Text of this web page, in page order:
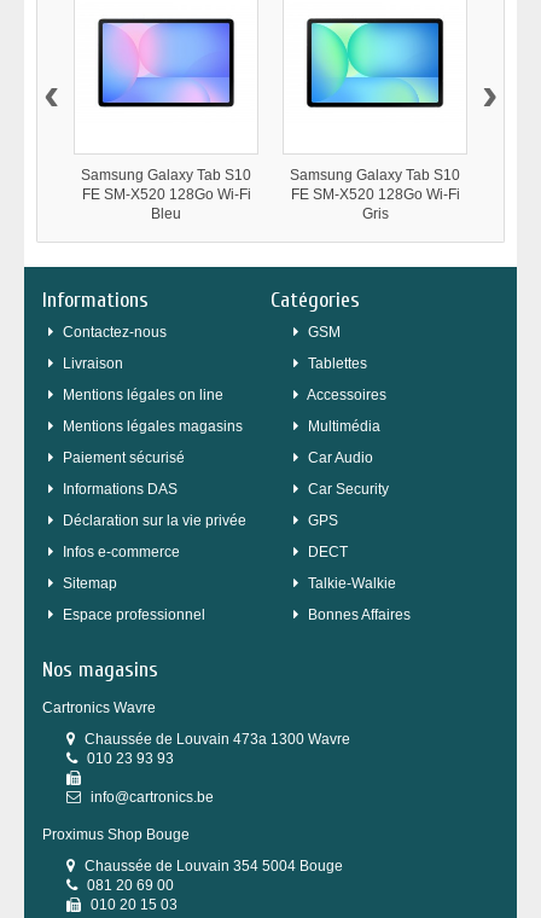
Samsung Galaxy Tab S10
FE SM-X520 128Go Wi-Fi
Bleu
Samsung Galaxy Tab S10
FE SM-X520 128Go Wi-Fi
Gris
‹ ›
Informations
Contactez-nous
Livraison
Mentions légales on line
Mentions légales magasins
Paiement sécurisé
Informations DAS
Déclaration sur la vie privée
Infos e-commerce
sitemap
Espace professionnel
Catégories
GSM
Tablettes
Accessoires
Multimédia
Car Audio
Car Security
GPS
DECT
Talkie-Walkie
Bonnes Affaires
Nos magasins
Cartronics Wavre
Chaussée de Louvain 473a 1300 Wavre
010 23 93 93
info@cartronics.be
Proximus Shop Bouge
Chaussée de Louvain 354 5004 Bouge
081 20 69 00
010 20 15 03